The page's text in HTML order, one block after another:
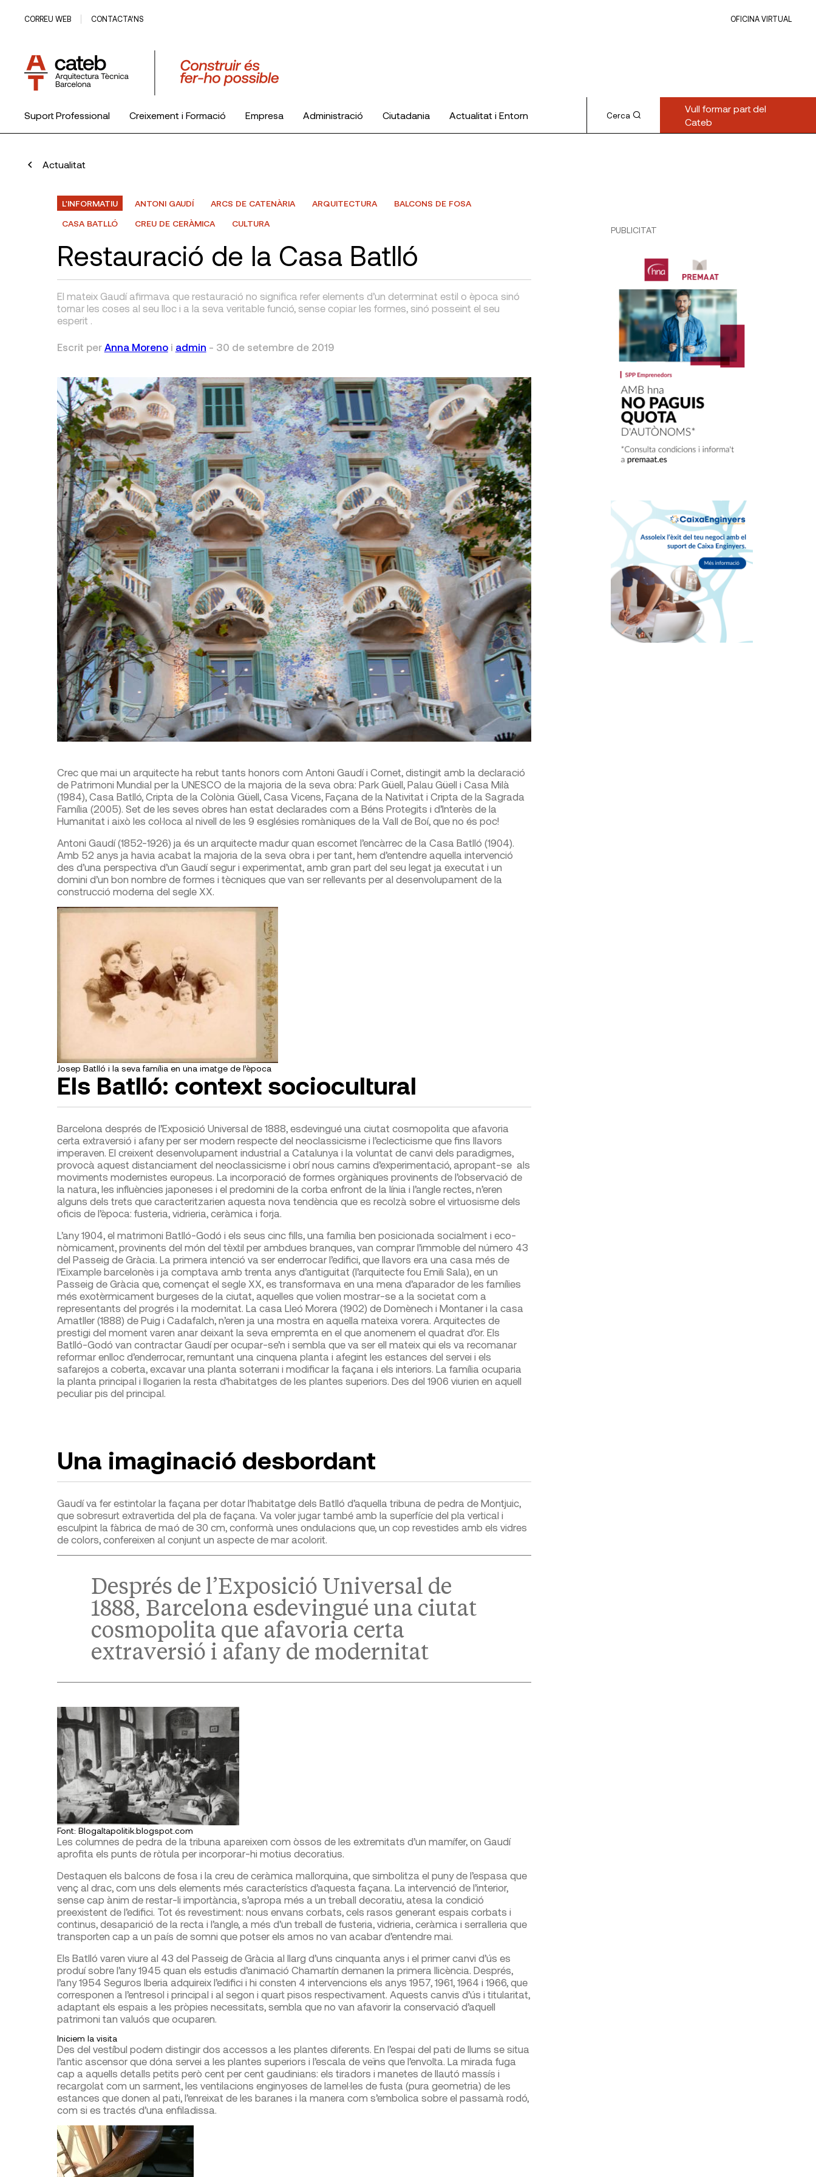
CORREU WEB CONTACTA’NS OFICINA VIRTUAL
Suport Professional Creixement i Formació Empresa Administració Ciutadania Actualitat i Entorn Cerca
Vull formar part del
Cateb
Actualitat
L'INFORMATIU ANTONI GAUDÍ ARCS DE CATENÀRIA ARQUITECTURA
BALCONS DE FOSA
CASA BATLLÓ
CREU DE CERÀMICA CULTURA
Restauració de la Casa Batlló
El mateix Gaudí afirmava que restauració no significa refer elements d’un determinat estil o època sinó
tornar les coses al seu lloc i a la seva veritable funció, sense copiar les formes, sinó posseint el seu
esperit .
Escrit per Anna Morenoi admin - 30 de setembre de 2019
Crec que mai un arquitecte ha rebut tants honors com Antoni Gaudí i Cornet, distin­git amb la declaració
de Patrimoni Mundial per la UNESCO de la majo­ria de la seva obra: Park Güell, Palau Güell i Casa Milà
(1984), Casa Bat­lló, Cripta de la Colònia Güell, Casa Vicens, Façana de la Nativitat i Cripta de la Sagrada
Família (2005). Set de les seves obres han estat declarades com a Béns Protegits i d’Interès de la
Humanitat i això les col·loca al nivell de les 9 esglésies romàniques de la Vall de Boí, que no és poc!
Antoni Gaudí (1852-1926) ja és un arquitecte madur quan escomet l’encàrrec de la Casa Batlló (1904).
Amb 52 anys ja havia acabat la majoria de la seva obra i per tant, hem d’entendre aquella intervenció
des d’una perspectiva d’un Gaudí segur i experimentat, amb gran part del seu legat ja executat i un
domini d’un bon nombre de formes i tècni­ques que van ser rellevants per al desenvolupament de la
construcció moderna del segle XX.
Josep Batlló i la seva família en una imatge de l’època
Els Batlló: context sociocultural
Barcelona després de l’Exposi­ció Universal de 1888, esdevingué una ciutat cosmopolita que afavo­ria
certa extraversió i afany per ser modern respecte del neoclassicis­me i l’eclecticisme que fins llavors
imperaven. El creixent desenvolu­pament industrial a Catalunya i la voluntat de canvi dels paradigmes,
provocà aquest distanciament del neoclassicisme i obrí nous camins d’experimentació, apropant-se als
moviments modernistes europeus. La incorporació de formes orgàni­ques provinents de l’observació de
la natura, les influències japoneses i el predomini de la corba enfront de la línia i l’angle rectes, n’eren
alguns dels trets que caracteritza­rien aquesta nova tendència que es recolzà sobre el virtuosisme dels
oficis de l’època: fusteria, vidrieria, ceràmica i forja.
L’any 1904, el matrimoni Batlló-Godó i els seus cinc fills, una família ben posicionada socialment i eco­
nòmicament, provinents del món del tèxtil per ambdues branques, van comprar l’immoble del número 43
del Passeig de Gràcia. La prime­ra intenció va ser enderrocar l’edifi­ci, que llavors era una casa més de
l’Eixample barcelonès i ja comptava amb trenta anys d’antiguitat (l’arqui­tecte fou Emili Sala), en un
Passeig de Gràcia que, començat el segle XX, es transformava en una mena d’aparador de les famílies
més exo­tèrmicament burgeses de la ciutat, aquelles que volien mostrar-se a la societat com a
representants del progrés i la modernitat. La casa Lleó Morera (1902) de Domènech i Montaner i la casa
Amatller (1888) de Puig i Cadafalch, n’eren ja una mostra en aquella mateixa vorera. Arquitectes de
prestigi del moment varen anar deixant la seva emprem­ta en el que anomenem el quadrat d’or. Els
Batlló-Godó van contractar Gaudí per ocupar-se’n i sembla que va ser ell mateix qui els va recoma­nar
reformar enlloc d’enderrocar, remuntant una cinquena planta i afegint les estances del servei i els
safarejos a coberta, excavar una planta soterrani i modificar la façana i els interiors. La família ocuparia
la planta principal i llogarien la resta d’habitatges de les plantes superi­ors. Des del 1906 viurien en aquell
peculiar pis del principal.
Una imaginació desbordant
Gaudí va fer estintolar la faça­na per dotar l’habitatge dels Batlló d’aquella tribuna de pedra de Mont­juic,
que sobresurt extravertida del pla de façana. Va voler jugar també amb la superfície del pla vertical i
esculpint la fàbrica de maó de 30 cm, conformà unes ondulacions que, un cop revestides amb els vidres
de colors, confereixen al con­junt un aspecte de mar acolorit.
Després de l’Exposició Universal de
1888, Barcelona esdevingué una ciutat
cosmopolita que afavoria certa
extraversió i afany de modernitat
Font: Blogaltapolitik.blogspot.com
Les columnes de pedra de la tri­buna apareixen com òssos de les extremitats d’un mamífer, on Gaudí
aprofita els punts de ròtula per incorporar-hi motius decoratius.
Destaquen els balcons de fosa i la creu de ceràmica mallorquina, que simbolitza el puny de l’espasa que
venç al drac, com uns dels elements més característics d’aquesta faça­na. La intervenció de l’interior,
sense cap ànim de restar-li importància, s’apropa més a un treball decora­tiu, atesa la condició
preexistent de l’edifici. Tot és revestiment: nous envans corbats, cels rasos generant espais corbats i
continus, desapa­rició de la recta i l’angle, a més d’un treball de fusteria, vidrieria, ceràmi­ca i serralleria que
transporten cap a un país de somni que potser els amos no van acabar d’entendre mai.
Els Batlló varen viure al 43 del Passeig de Gràcia al llarg d’uns cin­quanta anys i el primer canvi d’ús es
produí sobre l’any 1945 quan els estudis d’animació Chamar­tín demanen la primera llicència. Després,
l’any 1954 Seguros Iberia adquireix l’edifici i hi consten 4 inter­vencions els anys 1957, 1961, 1964 i 1966, que
corresponen a l’entresol i principal i al segon i quart pisos res­pectivament. Aquests canvis d’ús i titularitat,
adaptant els espais a les pròpies necessitats, sembla que no van afavorir la conservació d’aquell
patrimoni tan valuós que ocuparen.
Iniciem la visita
Des del vestíbul podem distin­gir dos accessos a les plan­tes diferents. En l’espai del pati de llums se situa
l’antic ascen­sor que dóna servei a les plantes superiors i l’escala de veïns que l’en­volta. La mirada fuga
cap a aquells detalls petits però cent per cent gaudinians: els tiradors i manetes de llautó massís i
recargolat com un sarment, les ventilacions enginyo­ses de lamel·les de fusta (pura geo­metria) de les
estances que donen al pati, l’enreixat de les baranes i la manera com s’embolica sobre el passamà rodó,
com si es tractés d’una enfiladissa.
PUBLICITAT